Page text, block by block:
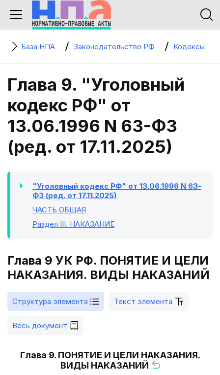
База НПА Законодательство РФ Кодексы
Глава 9. "Уголовный
кодекс РФ" от
13.06.1996 N 63-ФЗ
(ред. от 17.11.2025)
"Уголовный кодекс РФ" от 13.06.1996 N 63-
ФЗ (ред. от 17.11.2025)
ЧАСТЬ ОБЩАЯ
Раздел III. НАКАЗАНИЕ
Глава 9 УК РФ. ПОНЯТИЕ И ЦЕЛИ
НАКАЗАНИЯ. ВИДЫ НАКАЗАНИЙ
Структура элемента Текст элемента
Весь документ
Глава 9. ПОНЯТИЕ И ЦЕЛИ НАКАЗАНИЯ.
ВИДЫ НАКАЗАНИЙ